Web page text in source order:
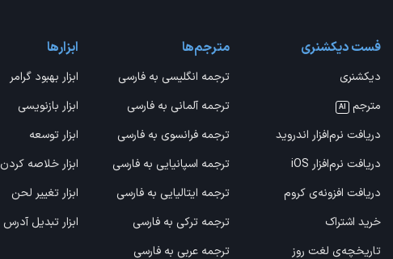
فست دیکشنری
دیکشنری
مترجم
AI
دریافت نرم‌افزار اندروید
دریافت نرم‌افزار iOS
دریافت افزونه‌ی کروم
خرید اشتراک
تاریخچه‌ی لغت روز
مترجم‌ها
ترجمه انگلیسی به فارسی
ترجمه آلمانی به فارسی
ترجمه فرانسوی به فارسی
ترجمه اسپانیایی به فارسی
ترجمه ایتالیایی به فارسی
ترجمه ترکی به فارسی
ترجمه عربی به فارسی
ابزارها
ابزار بهبود گرامر
ابزار بازنویسی
ابزار توسعه
ابزار خلاصه کردن
ابزار تغییر لحن
ابزار تبدیل آدرس